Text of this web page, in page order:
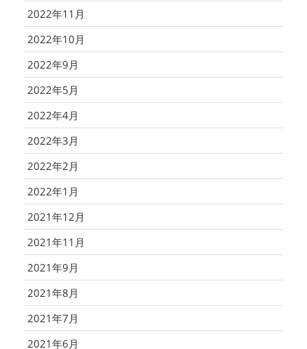
2022年11月
2022年10月
2022年9月
2022年5月
2022年4月
2022年3月
2022年2月
2022年1月
2021年12月
2021年11月
2021年9月
2021年8月
2021年7月
2021年6月